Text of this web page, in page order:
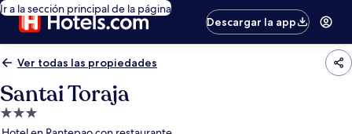
Ir a la sección principal de la página
Descargar la app
Ver todas las propiedades
Santai Toraja
Propiedad
de